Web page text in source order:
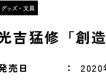
吉猛修「創
売日 2020